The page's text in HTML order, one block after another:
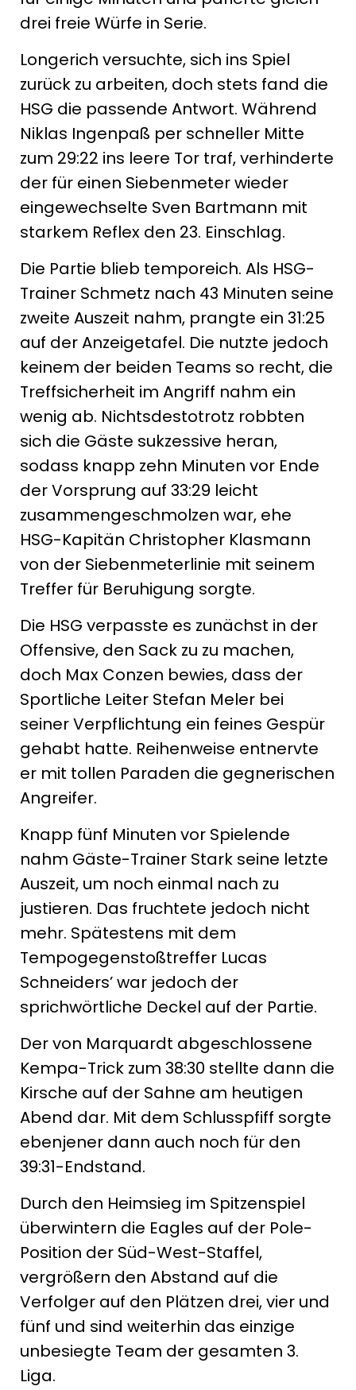
drei freie Würfe in Serie.
Longerich versuchte, sich ins Spiel
zurück zu arbeiten, doch stets fand die
HSG die passende Antwort. Während
Niklas Ingenpaß per schneller Mitte
zum 29:22 ins leere Tor traf, verhinderte
der für einen Siebenmeter wieder
eingewechselte Sven Bartmann mit
starkem Reflex den 23. Einschlag.
Die Partie blieb temporeich. Als HSG-
Trainer Schmetz nach 43 Minuten seine
zweite Auszeit nahm, prangte ein 31:25
auf der Anzeigetafel. Die nutzte jedoch
keinem der beiden Teams so recht, die
Treffsicherheit im Angriff nahm ein
wenig ab. Nichtsdestotrotz robbten
sich die Gäste sukzessive heran,
sodass knapp zehn Minuten vor Ende
der Vorsprung auf 33:29 leicht
zusammengeschmolzen war, ehe
HSG-Kapitän Christopher Klasmann
von der Siebenmeterlinie mit seinem
Treffer für Beruhigung sorgte.
Die HSG verpasste es zunächst in der
Offensive, den Sack zu zu machen,
doch Max Conzen bewies, dass der
Sportliche Leiter Stefan Meler bei
seiner Verpflichtung ein feines Gespür
gehabt hatte. Reihenweise entnervte
er mit tollen Paraden die gegnerischen
Angreifer.
Knapp fünf Minuten vor Spielende
nahm Gäste-Trainer Stark seine letzte
Auszeit, um noch einmal nach zu
justieren. Das fruchtete jedoch nicht
mehr. Spätestens mit dem
Tempogegenstoßtreffer Lucas
Schneiders’ war jedoch der
sprichwörtliche Deckel auf der Partie.
Der von Marquardt abgeschlossene
Kempa-Trick zum 38:30 stellte dann die
Kirsche auf der Sahne am heutigen
Abend dar. Mit dem Schlusspfiff sorgte
ebenjener dann auch noch für den
39:31-Endstand.
Durch den Heimsieg im Spitzenspiel
überwintern die Eagles auf der Pole-
Position der Süd-West-Staffel,
vergrößern den Abstand auf die
Verfolger auf den Plätzen drei, vier und
fünf und sind weiterhin das einzige
unbesiegte Team der gesamten 3.
Liga.